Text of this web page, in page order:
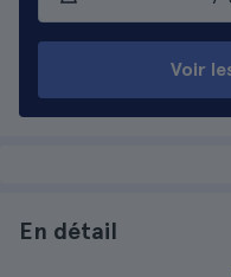
Voir
En détail